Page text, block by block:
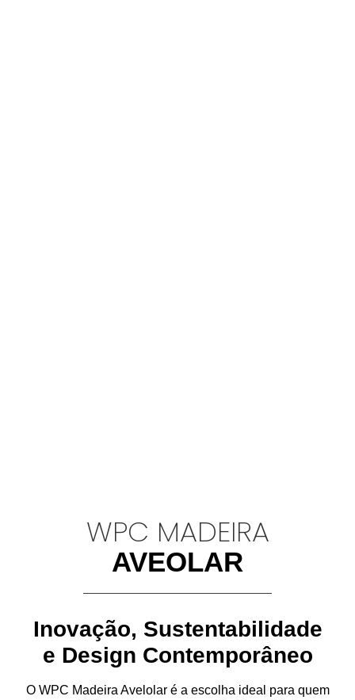
WPC MADEIRA
AVEOLAR
Inovação, Sustentabilidade
e Design Contemporâneo
O WPC Madeira Avelolaré a escolha ideal para quem